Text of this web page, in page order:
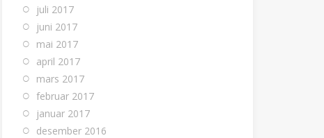
juli 2017
juni 2017
mai 2017
april 2017
mars 2017
februar 2017
januar 2017
desember 2016